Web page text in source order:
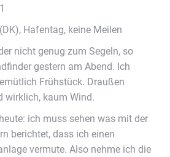
Hafentag, keine Meilen
nicht genug zum Segeln, so
gestern am Abend. Ich
Frühstück. Draußen
wirklich, kaum Wind.
ich muss sehen was mit der
berichtet, dass ich einen
vermute. Also nehme ich die